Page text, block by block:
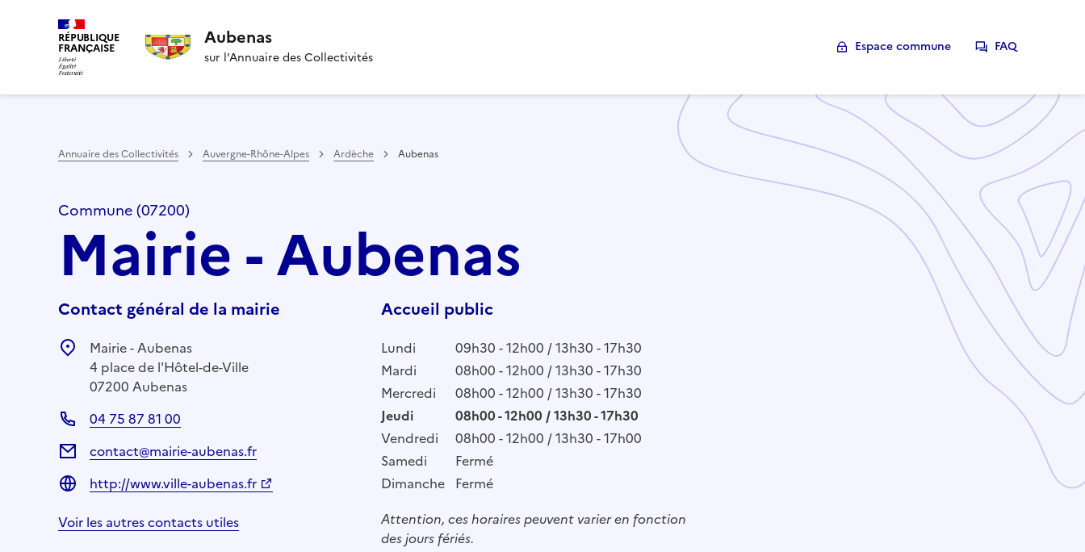
RÉPUBLIQUE
FRANÇAISE Aubenas
sur l’Annuaire des Collectivités
Espace commune FAQ
Annuaire des Collectivités Auvergne-Rhône-Alpes Ardèche Aubenas
Commune (07200)
Mairie - Aubenas
Contact général de la mairie
Mairie - Aubenas
4 place de l'Hôtel-de-Ville
07200 Aubenas
04 75 87 81 00
contact@mairie-aubenas.fr
http://www.ville-aubenas.fr
Voir les autres contacts utiles
Accueil public
Lundi
09h30 - 12h00 / 13h30 - 17h30
Mardi
08h00 - 12h00 / 13h30 - 17h30
Mercredi
08h00 - 12h00 / 13h30 - 17h30
Jeudi
08h00 - 12h00 / 13h30 - 17h30
Vendredi
08h00 - 12h00 / 13h30 - 17h00
Samedi
Fermé
Dimanche Fermé
Attention, ces horaires peuvent varier en fonction
des jours fériés.